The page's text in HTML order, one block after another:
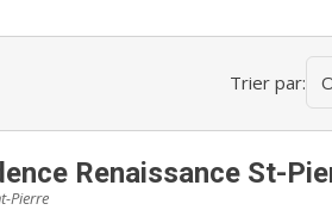
Trier par:
Renaissance St-
Pierre